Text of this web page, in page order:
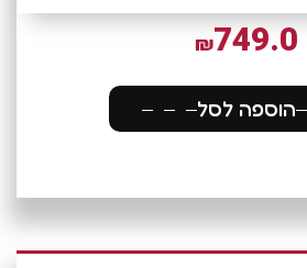
₪749.0
הוספה לסל